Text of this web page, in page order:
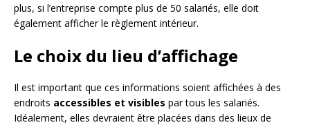
plus, si l’entreprise compte plus de 50 salariés, elle doit
également afficher le règlement intérieur.
Le choix du lieu d’affichage
Il est important que ces informations soient affichées à des
endroits accessibles et visibles par tous les salariés.
Idéalement, elles devraient être placées dans des lieux de